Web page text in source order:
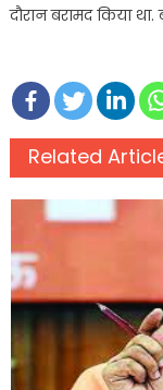
दौरान बरामद किया
Related